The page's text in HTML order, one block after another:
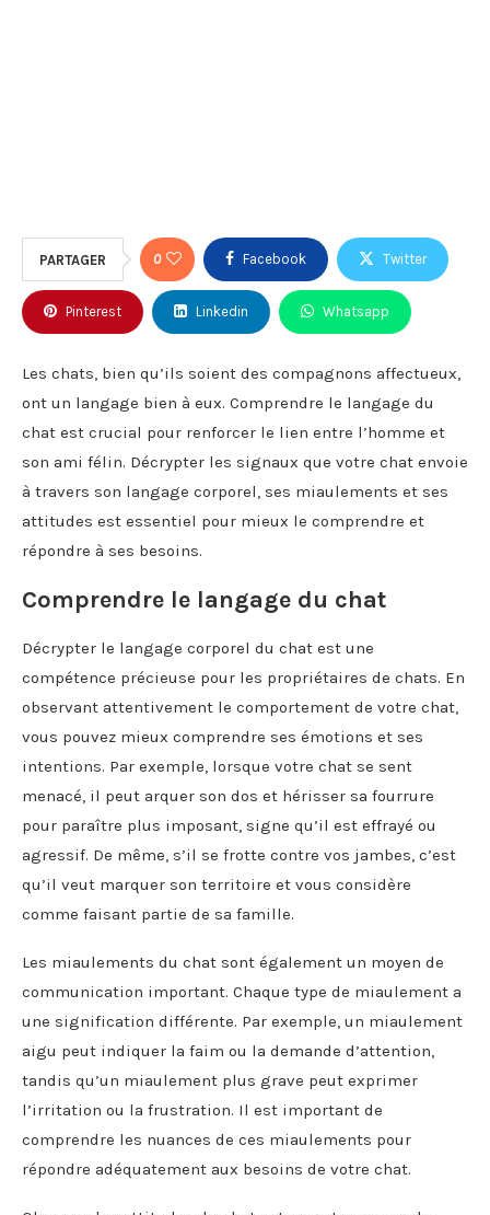
PARTAGER 0 Facebook Twitter
Pinterest Linkedin Whatsapp
Les chats, bien qu’ils soient des compagnons affectueux,
ont un langage bien à eux. Comprendre le langage du
chat est crucial pour renforcer le lien entre l’homme et
son ami félin. Décrypter les signaux que votre chat envoie
à travers son langage corporel, ses miaulements et ses
attitudes est essentiel pour mieux le comprendre et
répondre à ses besoins.
Comprendre le langage du chat
Décrypter le langage corporel du chat est une
compétence précieuse pour les propriétaires de chats. En
observant attentivement le comportement de votre chat,
vous pouvez mieux comprendre ses émotions et ses
intentions. Par exemple, lorsque votre chat se sent
menacé, il peut arquer son dos et hérisser sa fourrure
pour paraître plus imposant, signe qu’il est effrayé ou
agressif. De même, s’il se frotte contre vos jambes, c’est
qu’il veut marquer son territoire et vous considère
comme faisant partie de sa famille.
Les miaulements du chat sont également un moyen de
communication important. Chaque type de miaulement a
une signification différente. Par exemple, un miaulement
aigu peut indiquer la faim ou la demande d’attention,
tandis qu’un miaulement plus grave peut exprimer
l’irritation ou la frustration. Il est important de
comprendre les nuances de ces miaulements pour
répondre adéquatement aux besoins de votre chat.